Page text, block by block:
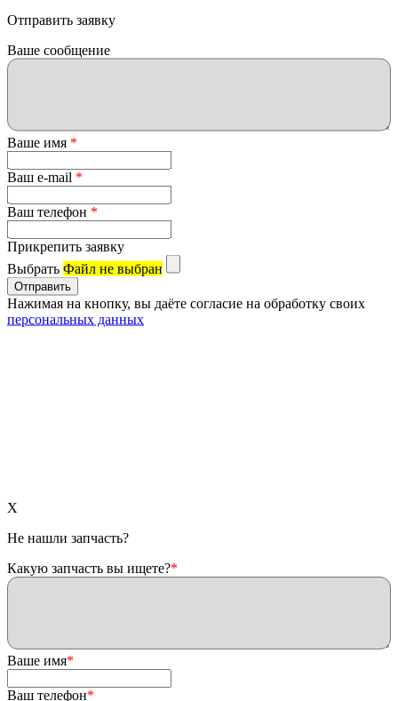
Отправить заявку
Ваше сообщение
Ваше имя *
Ваш e-mail *
Ваш телефон *
Прикрепить заявку
Выбрать Файл не выбран
Нажимая на кнопку, вы даёте согласие на обработку своих
персональных данных
X
Не нашли запчасть?
Какую запчасть вы ищете?*
Ваше имя*
Ваш телефон*